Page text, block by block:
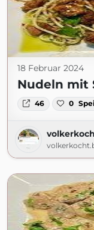
18 Februar 2024
Nudeln mit
46 0